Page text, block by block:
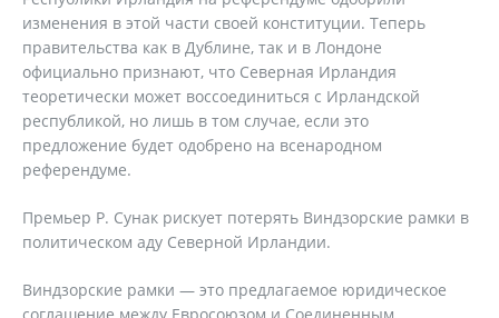
изменения в этой части своей конституции. Теперь
правительства как в Дублине, так и в Лондоне
официально признают, что Северная Ирландия
теоретически может воссоединиться с Ирландской
республикой, но лишь в том случае, если это
предложение будет одобрено на всенародном
референдуме.
Премьер Р. Сунак рискует потерять Виндзорские рамки в
политическом аду Северной Ирландии.
Виндзорские рамки — это предлагаемое юридическое